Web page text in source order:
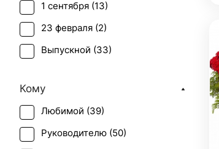
1 сентября (13)
23 февраля (2)
Выпускной (33)
День учителя (
Пасха (5)
Первое свидание (52
Кому
Любимой (39)
Руководителю (50)